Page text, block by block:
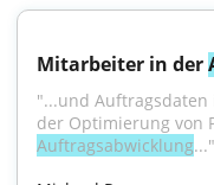
Mitarbeiter in der
"...und Auftragsdaten
Auftragsabwicklung..."